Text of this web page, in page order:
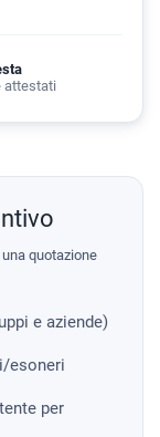
attestati
quotazione
e aziende)
esoneri
per